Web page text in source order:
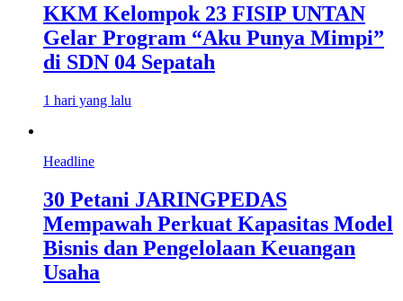
KKM Kelompok 23 FISIP UNTAN
Gelar Program “Aku Punya Mimpi”
di SDN 04 Sepatah
1 hari yang lalu
Headline
30 Petani JARINGPEDAS
Mempawah Perkuat Kapasitas Model
Bisnis dan Pengelolaan Keuangan
Usaha